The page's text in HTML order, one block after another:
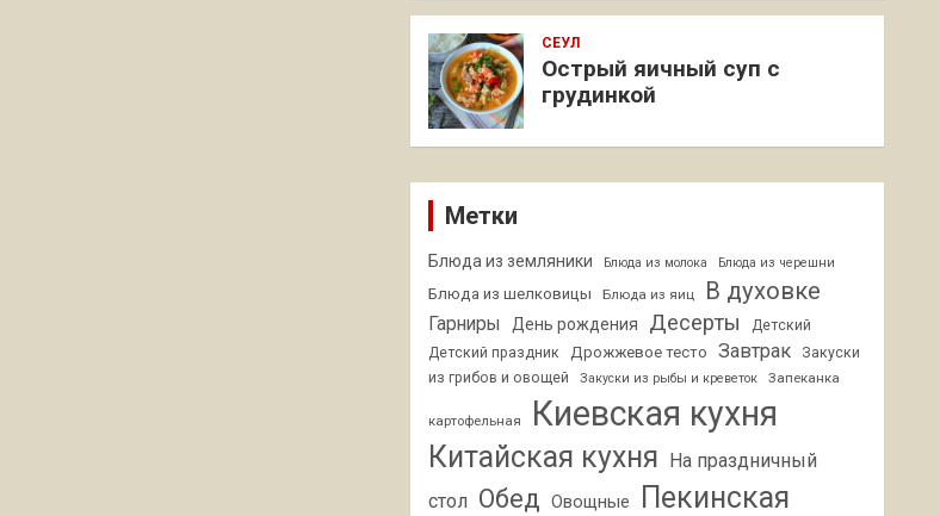
СЕУЛ
Острый яичный суп с
грудинкой
Метки
Блюда из земляники Блюда из молока Блюда из черешни
Блюда из шелковицы Блюда из яиц В духовке
Гарниры День рождения Десерты
Детский
Детский праздник
Дрожжевое тесто Завтрак
Закуски
из грибов и овощей
Закуски из рыбы и креветок Запеканка
картофельная Киевская кухня
Китайская кухня На праздничный
стол Обед Овощные
Пекинская